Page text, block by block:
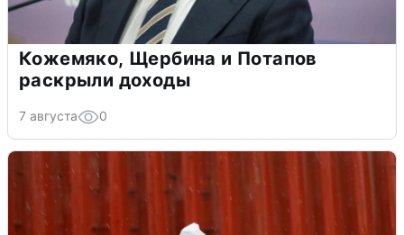
Кожемяко, Щербина и Потапов
раскрыли доходы
7 августа 0